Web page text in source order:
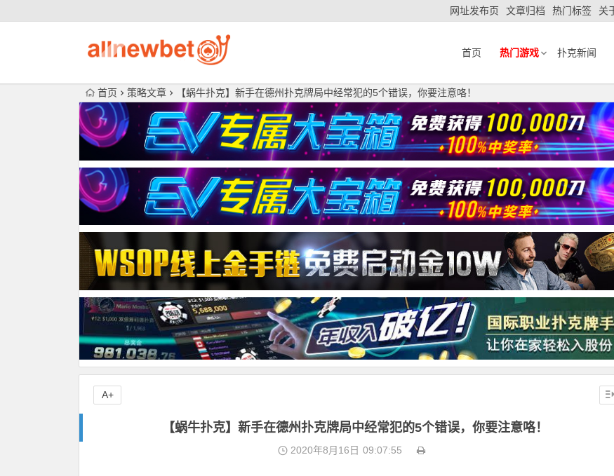
网址发布页 文章归档 热门标签 关
首页 热门游戏 扑克新闻
首页 策略文章 【蜗牛扑克】新手在德州扑克牌局中经常犯的5个错误，你要注意咯！
【蜗牛扑克】新手在德州扑克牌局中经常犯的5个错误，你要注意咯！
2020年8月16日 09:07:55
A+